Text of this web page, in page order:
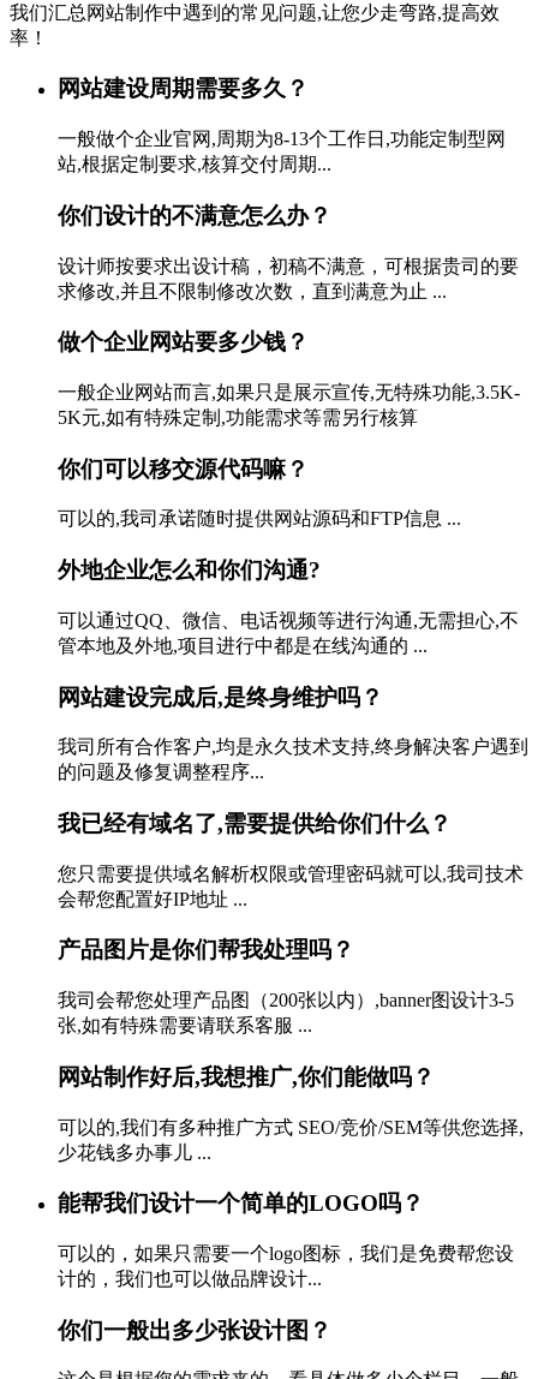
我们汇总网站制作中遇到的常见问题,让您少走弯路,提高效
率！
网站建设周期需要多久？
一般做个企业官网,周期为8-13个工作日,功能定制型网
站,根据定制要求,核算交付周期...
你们设计的不满意怎么办？
设计师按要求出设计稿，初稿不满意，可根据贵司的要
求修改,并且不限制修改次数，直到满意为止 ...
做个企业网站要多少钱？
一般企业网站而言,如果只是展示宣传,无特殊功能,3.5K-
5K元,如有特殊定制,功能需求等需另行核算
你们可以移交源代码嘛？
可以的,我司承诺随时提供网站源码和FTP信息 ...
外地企业怎么和你们沟通?
可以通过QQ、微信、电话视频等进行沟通,无需担心,不
管本地及外地,项目进行中都是在线沟通的 ...
网站建设完成后,是终身维护吗？
我司所有合作客户,均是永久技术支持,终身解决客户遇到
的问题及修复调整程序...
我已经有域名了,需要提供给你们什么？
您只需要提供域名解析权限或管理密码就可以,我司技术
会帮您配置好IP地址 ...
产品图片是你们帮我处理吗？
我司会帮您处理产品图（200张以内）,banner图设计3-5
张,如有特殊需要请联系客服 ...
网站制作好后,我想推广,你们能做吗？
可以的,我们有多种推广方式 SEO/竞价/SEM等供您选择,
少花钱多办事儿 ...
能帮我们设计一个简单的LOGO吗？
可以的，如果只需要一个logo图标，我们是免费帮您设
计的，我们也可以做品牌设计...
你们一般出多少张设计图？